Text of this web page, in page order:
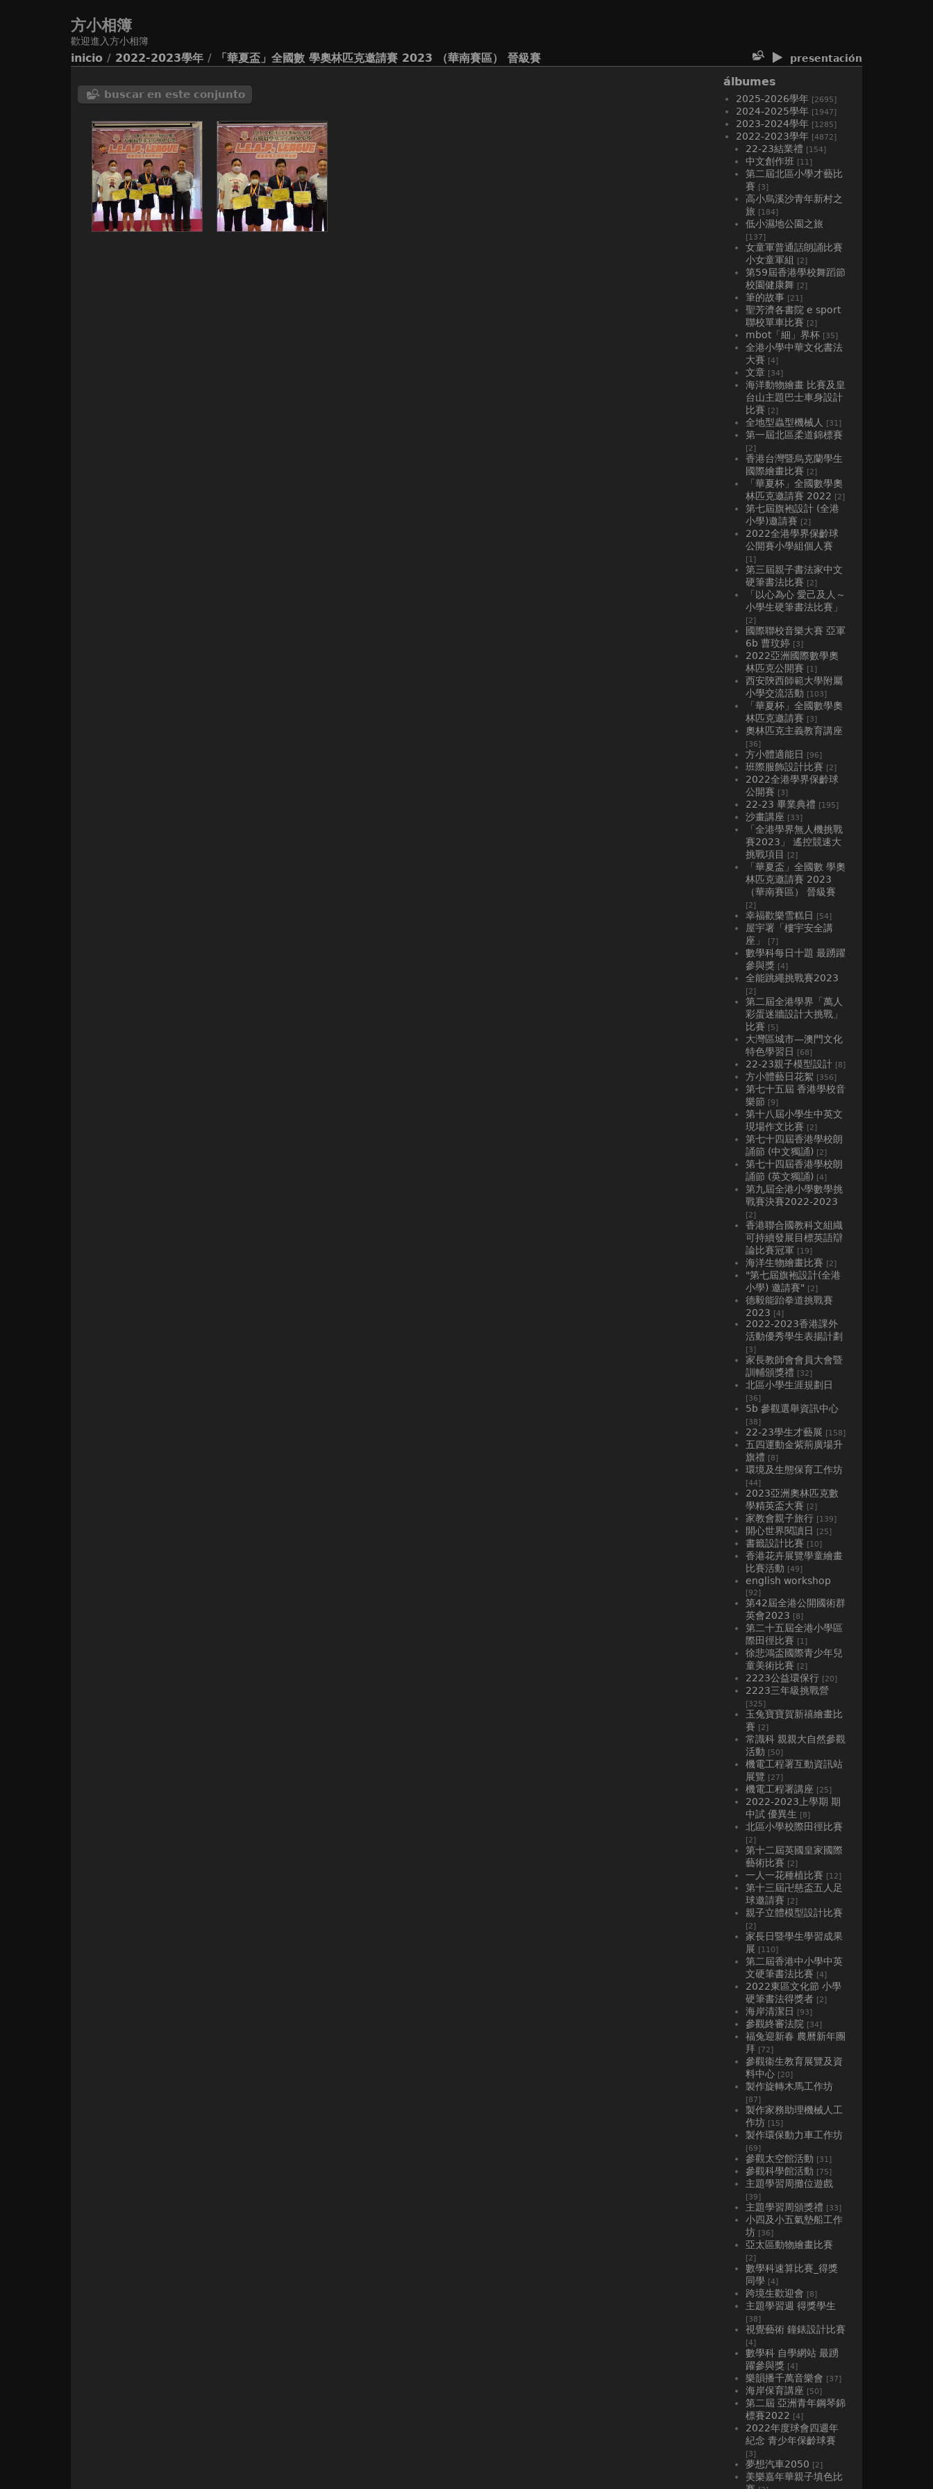
方小相簿
歡迎進入方小相簿
presentación
inicio / 2022-2023學年 / 「華夏盃」全國數 學奧林匹克邀請賽 2023 （華南賽區） 晉級賽
buscar en este conjunto
álbumes
2025-2026學年 [2695]
2024-2025學年 [1947]
2023-2024學年 [1285]
2022-2023學年 [4872]
22-23結業禮 [154]
中文創作班 [11]
第二屆北區小學才藝比
賽 [3]
高小烏溪沙青年新村之
旅 [184]
低小濕地公園之旅
[137]
女童軍普通話朗誦比賽
小女童軍組 [2]
第59屆香港學校舞蹈節
校園健康舞 [2]
筆的故事 [21]
聖芳濟各書院 e sport
聯校單車比賽 [2]
mbot「細」界杯 [35]
全港小學中華文化書法
大賽 [4]
文章 [34]
海洋動物繪畫 比賽及皇
台山主題巴士車身設計
比賽 [2]
全地型蟲型機械人 [31]
第一屆北區柔道錦標賽
[2]
香港台灣暨烏克蘭學生
國際繪畫比賽 [2]
「華夏杯」全國數學奧
林匹克邀請賽 2022 [2]
第七屆旗袍設計 (全港
小學)邀請賽 [2]
2022全港學界保齡球
公開賽小學組個人賽
[1]
第三屆親子書法家中文
硬筆書法比賽 [2]
「以心為心 愛己及人～
小學生硬筆書法比賽」
[2]
國際聯校音樂大賽 亞軍
6b 曹玟婷 [3]
2022亞洲國際數學奧
林匹克公開賽 [1]
西安陝西師範大學附屬
小學交流活動 [103]
「華夏杯」全國數學奧
林匹克邀請賽 [3]
奧林匹克主義教育講座
[36]
方小體適能日 [96]
班際服飾設計比賽 [2]
2022全港學界保齡球
公開賽 [3]
22-23 畢業典禮 [195]
沙畫講座 [33]
「全港學界無人機挑戰
賽2023」 遙控競速大
挑戰項目
[2]
「華夏盃」全國數 學奧
林匹克邀請賽 2023
（華南賽區） 晉級賽
[2]
幸福歡樂雪糕日 [54]
屋宇署「樓宇安全講
座」
[7]
數學科每日十題 最踴躍
參與獎 [4]
全能跳繩挑戰賽2023
[2]
第二屆全港學界「萬人
彩蛋迷牆設計大挑戰」
比賽 [5]
大灣區城市—澳門文化
特色學習日 [68]
22-23親子模型設計 [8]
方小體藝日花絮 [356]
第七十五屆 香港學校音
樂節 [9]
第十八屆小學生中英文
現場作文比賽 [2]
第七十四屆香港學校朗
誦節 (中文獨誦) [2]
第七十四屆香港學校朗
誦節 (英文獨誦) [4]
第九屆全港小學數學挑
戰賽決賽2022-2023
[2]
香港聯合國教科文組織
可持續發展目標英語辯
論比賽冠軍 [19]
海洋生物繪畫比賽 [2]
"第七屆旗袍設計(全港
小學) 邀請賽" [2]
德毅能跆拳道挑戰賽
2023 [4]
2022-2023香港課外
活動優秀學生表揚計劃
[3]
家長教師會會員大會暨
訓輔頒獎禮 [32]
北區小學生涯規劃日
[36]
5b 參觀選舉資訊中心
[38]
22-23學生才藝展 [158]
五四運動金紫荊廣場升
旗禮 [8]
環境及生態保育工作坊
[44]
2023亞洲奧林匹克數
學精英盃大賽 [2]
家教會親子旅行 [139]
開心世界閱讀日 [25]
書籤設計比賽 [10]
香港花卉展覽學童繪畫
比賽活動 [49]
english workshop
[92]
第42屆全港公開國術群
英會2023 [8]
第二十五屆全港小學區
際田徑比賽 [1]
徐悲鴻盃國際青少年兒
童美術比賽 [2]
2223公益環保行 [20]
2223三年級挑戰營
[325]
玉兔寶寶賀新禧繪畫比
賽 [2]
常識科 親親大自然參觀
活動 [50]
機電工程署互動資訊站
展覽 [27]
機電工程署講座 [25]
2022-2023上學期 期
中試 優異生 [8]
北區小學校際田徑比賽
[2]
第十二屆英國皇家國際
藝術比賽 [2]
一人一花種植比賽 [12]
第十三屆卍慈盃五人足
球邀請賽 [2]
親子立體模型設計比賽
[2]
家長日暨學生學習成果
展 [110]
第二屆香港中小學中英
文硬筆書法比賽 [4]
2022東區文化節 小學
硬筆書法得獎者 [2]
海岸清潔日 [93]
參觀終審法院 [34]
福兔迎新春 農曆新年團
拜 [72]
參觀衞生教育展覽及資
料中心 [20]
製作旋轉木馬工作坊
[87]
製作家務助理機械人工
作坊 [15]
製作環保動力車工作坊
[69]
參觀太空館活動 [31]
參觀科學館活動 [75]
主題學習周攤位遊戲
[39]
主題學習周頒獎禮 [33]
小四及小五氣墊船工作
坊 [36]
亞太區動物繪畫比賽
[2]
數學科速算比賽_得獎
同學 [4]
跨境生歡迎會 [8]
主題學習週 得獎學生
[38]
視覺藝術 鐘錶設計比賽
[4]
數學科 自學網站 最踴
躍參與獎 [4]
樂韻播千萬音樂會 [37]
海岸保育講座 [50]
第二屆 亞洲青年鋼琴錦
標賽2022 [4]
2022年度球會四週年
紀念 青少年保齡球賽
[3]
夢想汽車2050 [2]
美樂嘉年華親子填色比